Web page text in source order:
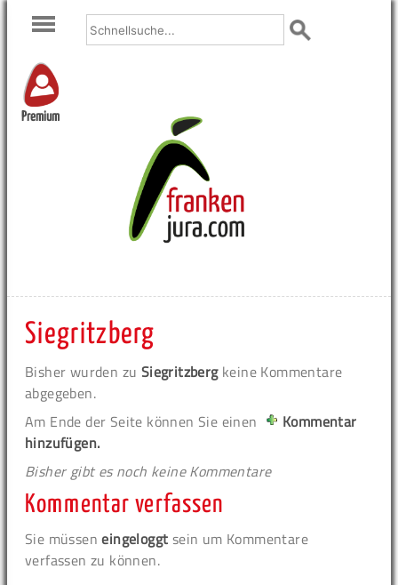
Premium
Siegritzberg
Bisher wurden zu Siegritzbergkeine Kommentare
abgegeben.
Am Ende der Seite können Sie einen
Kommentar
hinzufügen.
Bisher gibt es noch keine Kommentare
Kommentar verfassen
Sie müsseneingeloggt sein um Kommentare
verfassen zu können.